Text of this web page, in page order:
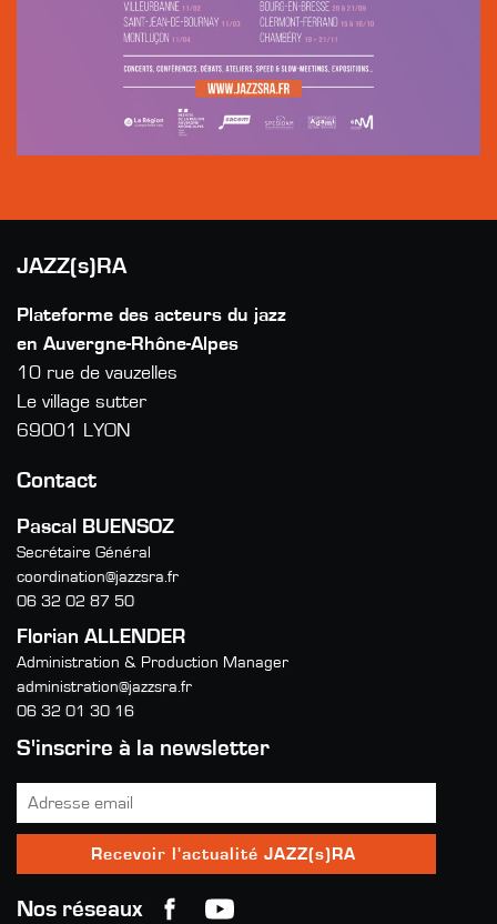
JAZZ(s)RA
Plateforme des acteurs du jazz
en Auvergne-Rhône-Alpes
10 rue de vauzelles
Le village sutter
69001 LYON
Contact
Pascal BUENSOZ
Secrétaire Général
coordination@jazzsra.fr
06 32 02 87 50
Florian ALLENDER
Administration & Production Manager
administration@jazzsra.fr
06 32 01 30 16
S'inscrire à la newsletter
Nos réseaux